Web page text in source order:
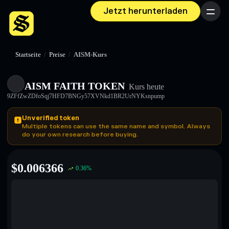
Jetzt herunterladen Menü
Startseite / Preise / AISM-Kurs
AISM FAITH TOKEN Kurs heute
9ZFfZwZDfoSqj7HFD7BNGy57XVNkd1BR2UrNYKsnpump
Unverified token
Multiple tokens can use the same name and symbol. Always
do your own research before buying.
$0.006366 0.36%